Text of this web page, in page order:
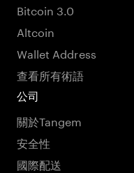
Bitcoin 3.0
Altcoin
Wallet Address
查看所有術語
公司
關於Tangem
安全性
國際配送